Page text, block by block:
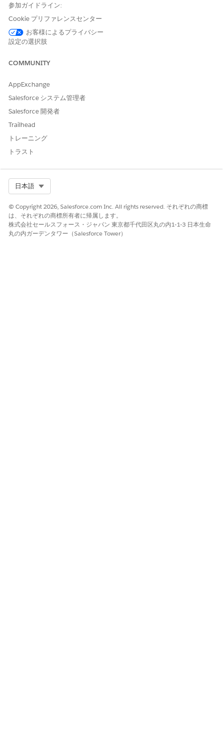
problem definition in the PGI library, select that problem
Select a Care Barrier Type.
Set a status.
ClickAdd
Now that you’ve added a social determinant, consider adding
この記事で問題は解決されましたか?
参加ガイドライン:
Cookie プリファレンスセンター
お客様によるプライバシー
設定の選択肢
COMMUNITY
AppExchange
Salesforce システム管理者
Salesforce 開発者
Trailhead
トレーニング
トラスト
日本語
© Copyright 2026, Salesforce.com Inc. All rights reserved. それぞれの商標
は、それぞれの商標所有者に帰属します。
株式会社セールスフォース・ジャパン 東京都千代田区丸の内1-1-3 日本生命
丸の内ガーデンタワー（Salesforce Tower）